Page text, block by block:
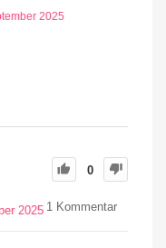
2025
0
2025 1 Kommentar